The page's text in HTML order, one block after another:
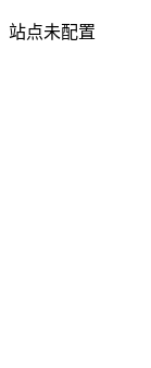
站点未配置